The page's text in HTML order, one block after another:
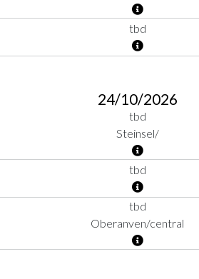
tbd
24/10/2026
tbd
Steinsel/
tbd
tbd
Oberanven/central